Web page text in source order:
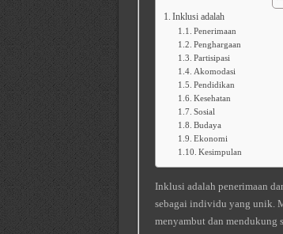
Inklusi adalah
Penerimaan
Penghargaan
Partisipasi
Akomodasi
Pendidikan
Kesehatan
Sosial
Budaya
Ekonomi
Kesimpulan
Inklusi adalah penerimaan
sebagai individu yang unik.
menyambut dan mendukung